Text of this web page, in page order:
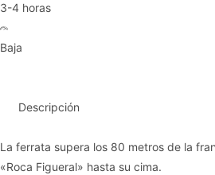
3-4 horas
Baja
Descripción
La ferrata supera los 80 metros de la
«Roca Figueral» hasta su cima.